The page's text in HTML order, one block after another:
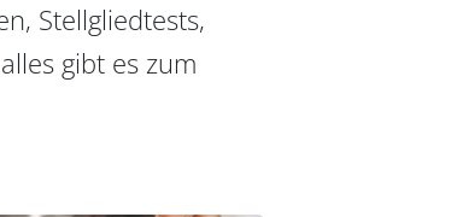
Stellgliedtests,
gibt es zum